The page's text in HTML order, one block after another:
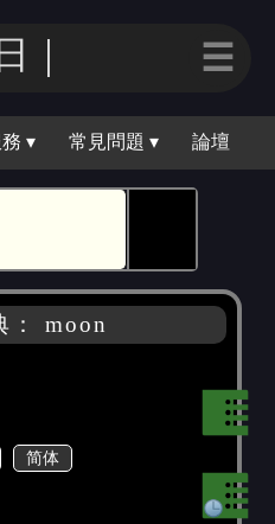
｜ ☰
▾ 常見問題 ▾ 論壇
： moon
简体